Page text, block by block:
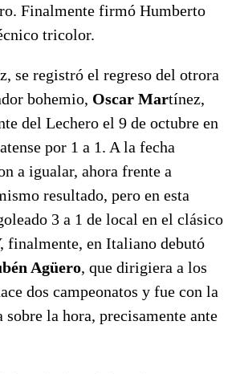
Finalmente firmó Humberto
tricolor.
se registró el regreso del otrora
bohemio, Oscar Martínez,
del Lechero el 9 de octubre en
por 1 a 1. A la fecha
a igualar, ahora frente a
resultado, pero en esta
3 a 1 de local en el clásico
finalmente, en Italiano debutó
Agüero, que dirigiera a los
dos campeonatos y fue con la
sobre la hora, precisamente ante